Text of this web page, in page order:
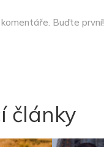
Buďte první!
články